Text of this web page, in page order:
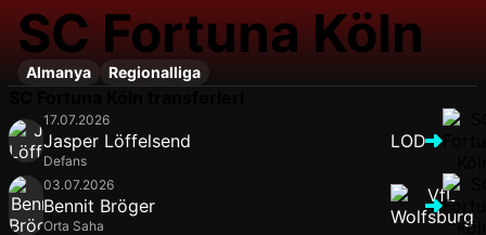
SC Fortuna Köln
Almanya Regionalliga
17.07.2026
Jasper Löffelsend
Defans
LOD
03.07.2026
Bennit Bröger
Orta Saha